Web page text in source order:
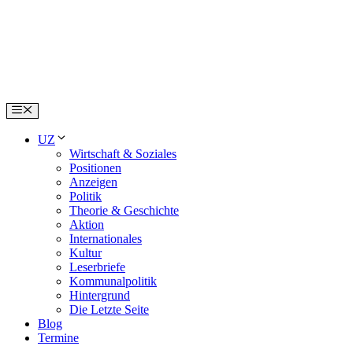
Menu
UZ
Wirtschaft & Soziales
Positionen
Anzeigen
Politik
Theorie & Geschichte
Aktion
Internationales
Kultur
Leserbriefe
Kommunalpolitik
Hintergrund
Die Letzte Seite
Blog
Termine